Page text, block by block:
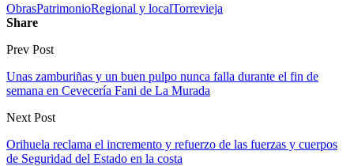
ObrasPatrimonioRegional y localTorrevieja
Share
Prev Post
Unas zamburiñas y un buen pulpo nunca falla durante el fin de
semana en Cevecería Fani de La Murada
Next Post
Orihuela reclama el incremento y refuerzo de las fuerzas y cuerpos
de Seguridad del Estado en la costa